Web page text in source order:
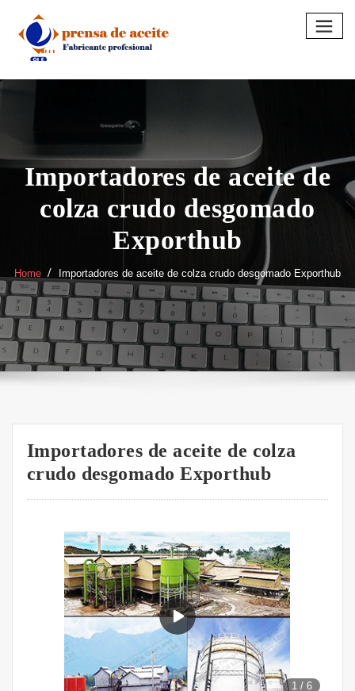
content
Importadores de aceite de
colza crudo desgomado
Exporthub
Home Importadores de aceite de colza crudo desgomado Exporthub
Importadores de aceite de colza
crudo desgomado Exporthub
1 /6